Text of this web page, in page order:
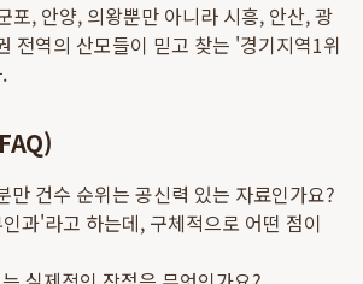
포, 안양, 의왕뿐만 아니라 시흥, 안산, 광
전역의 산모들이 믿고 찾는 '경기지역1위
만 건수 순위는 공신력 있는 자료인가요?
과'라고 하는데, 구체적으로 어떤 점이